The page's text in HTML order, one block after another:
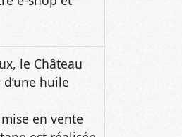
le Château
huile
en vente
est réalisée